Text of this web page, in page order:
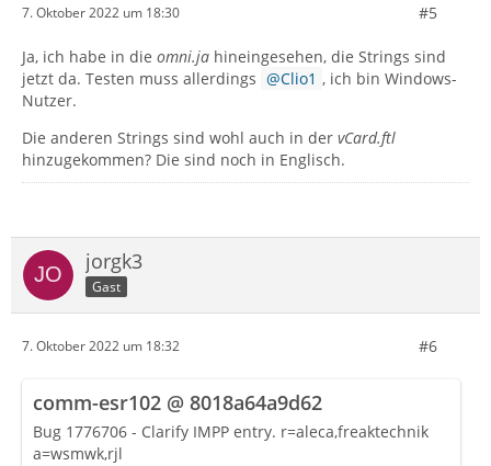
7. Oktober 2022 um 18:30 #5
Ja, ich habe in die omni.ja hineingesehen, die Strings sind
jetzt da. Testen muss allerdings
Clio1 , ich bin Windows-
Nutzer.
Die anderen Strings sind wohl auch in der vCard.ftl
hinzugekommen? Die sind noch in Englisch.
jorgk3
Gast
7. Oktober 2022 um 18:32 #6
comm-esr102 @ 8018a64a9d62
Bug 1776706 - Clarify IMPP entry. r=aleca,freaktechnik
a=wsmwk,rjl